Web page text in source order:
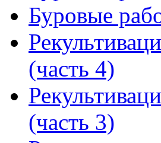
Буровые
(часть 4)
(часть 3)